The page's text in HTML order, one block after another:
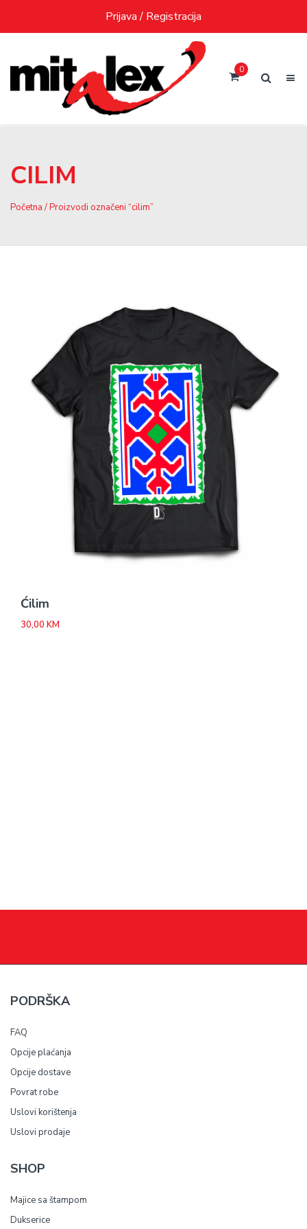
content
Prijava / Registracija
0
CILIM
Početna / Proizvodi označeni “cilim”
Ćilim
30,00 KM
PODRŠKA
FAQ
Opcije plaćanja
Opcije dostave
Povrat robe
Uslovi korištenja
Uslovi prodaje
SHOP
Majice sa štampom
Dukserice